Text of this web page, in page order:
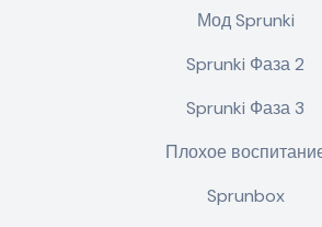
Мод Sprunki
Sprunki Фаза 2
Sprunki Фаза 3
Плохое
Sprunbox